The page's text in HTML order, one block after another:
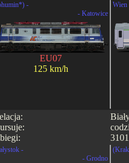
-
- Katowice
EU07
125 km/h
-
- Grodno